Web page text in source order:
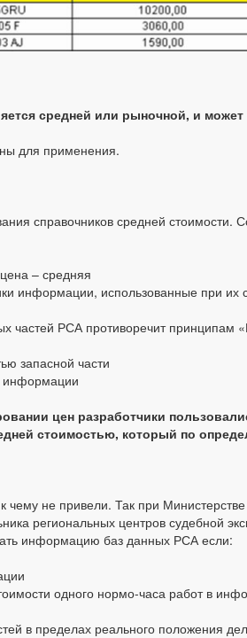
средней или рыночной, и
для применения.
справочников средней стоимости.
– средняя
информации, использованные при их
частей РСА противоречит
запасной части
информации
цен разработчики
стоимостью, который по
чему не привели. Так при
региональных центров судебной
информацию баз данных РСА если:
одного нормо-часа работ в
в пределах реального положения